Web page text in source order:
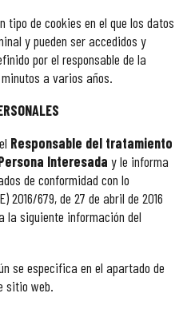
tipo de cookies en el que los datos
y pueden ser accedidos y
por el responsable de la
a varios años.
Responsable del tratamiento
Interesaday le informa
de conformidad con lo
2016/679, de 27 de abril de 2016
la siguiente información del
se especifica en el apartado de
sitio web.